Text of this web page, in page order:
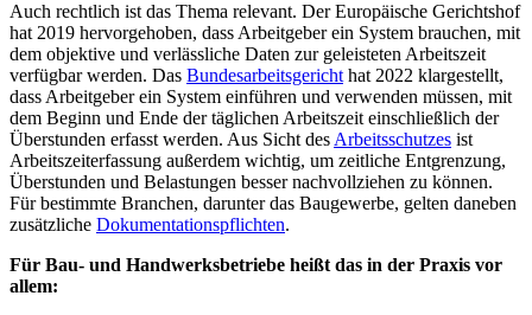
Auch rechtlich ist das Thema relevant. Der Europäische Gerichtshof
hat 2019 hervorgehoben, dass Arbeitgeber ein System brauchen, mit
dem objektive und verlässliche Daten zur geleisteten Arbeitszeit
verfügbar werden. Das Bundesarbeitsgericht hat 2022 klargestellt,
dass Arbeitgeber ein System einführen und verwenden müssen, mit
dem Beginn und Ende der täglichen Arbeitszeit einschließlich der
Überstunden erfasst werden. Aus Sicht des Arbeitsschutzes ist
Arbeitszeiterfassung außerdem wichtig, um zeitliche Entgrenzung,
Überstunden und Belastungen besser nachvollziehen zu können.
Für bestimmte Branchen, darunter das Baugewerbe, gelten daneben
zusätzliche Dokumentationspflichten.
Für Bau- und Handwerksbetriebe heißt das in der Praxis vor
allem: